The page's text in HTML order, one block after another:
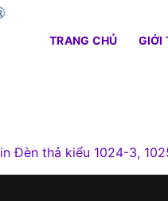
TRANG CHỦ GIỚI
inĐèn thả kiểu 1024-3,